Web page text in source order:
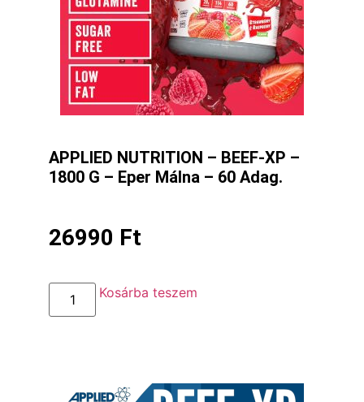
APPLIED NUTRITION – BEEF-XP –
1800 G – Eper Málna – 60 Adag.
26990 Ft
Kosárba teszem